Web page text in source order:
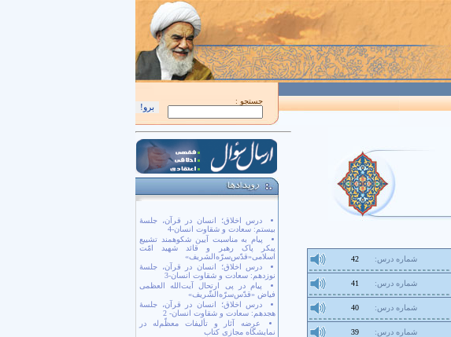
جستجو :
درس اخلاق؛ انسان در قرآن، جلسۀ
بیستم: سعادت و شقاوت انسان-4
پیام به مناسبت آیین شکوهمند تشییع
پیکر پاک رهبر و قائد شهید امّت
اسلامی«قدّس‌سرّه‌الشریف»
درس اخلاق؛ انسان در قرآن، جلسۀ
نوزدهم: سعادت و شقاوت انسان-3
پیام در پی ارتحال آیت‌الله العظمی
فیاض «قدّس‌سرّه‌الشّریف»
درس اخلاق؛ انسان در قرآن، جلسۀ
هجدهم: سعادت و شقاوت انسان- 2
عرضه آثار و تألیفات معظّم‌له در
نمایشگاه مجازی کتاب
شماره درس: 42
شماره درس: 41
شماره درس: 40
شماره درس: 39